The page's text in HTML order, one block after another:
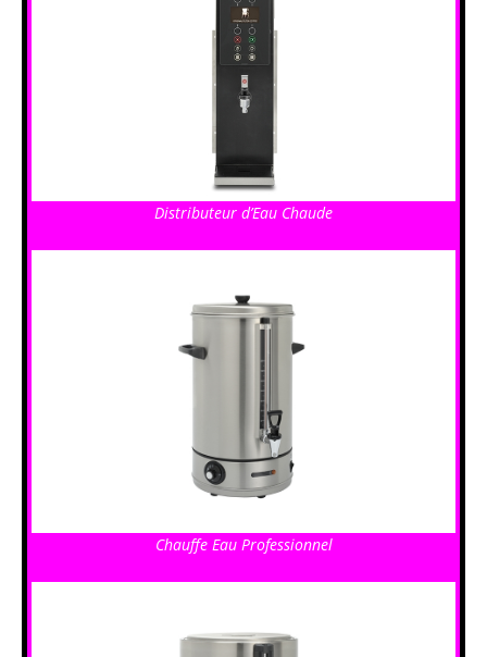
Distributeur d’Eau Chaude
Chauffe Eau Professionnel